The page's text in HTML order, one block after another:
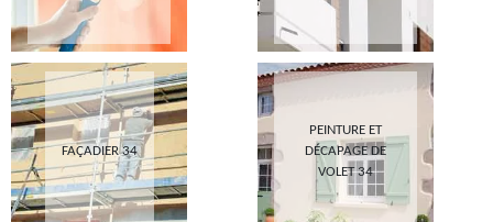
FAÇADIER 34
PEINTURE ET
DÉCAPAGE DE
VOLET 34